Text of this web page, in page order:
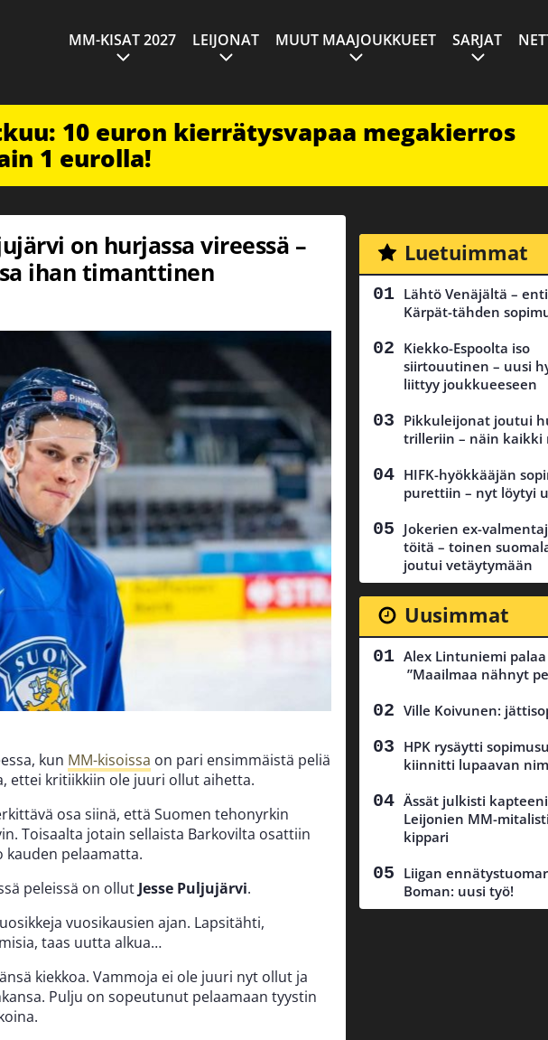
MM-KISAT 2027 LEIJONAT MUUT MAAJOUKKUEET SARJAT
10 euron kierrätysvapaa megakierros
1 eurolla!
on hurjassa vireessä –
ihan timanttinen
kun MM-kisoissa on pari ensimmäistä peliä
ettei kritiikkiin ole juuri ollut aihetta.
osa siinä, että Suomen tehonyrkin
Toisaalta jotain sellaista Barkovilta osattiin
kauden pelaamatta.
peleissä on ollut Jesse Puljujärvi.
vuosikausien ajan. Lapsitähti,
taas uutta alkua…
kiekkoa. Vammoja ei ole juuri nyt ollut ja
Pulju on sopeutunut pelaamaan tyystin
Luetuimmat
Lähtö Venäjältä –
Kärpät-tähden
Kiekko-Espoolta iso
siirtouutinen – uusi
liittyy joukkueeseen
Pikkuleijonat joutui
trilleriin – näin kaikki
HIFK-hyökkääjän
purettiin – nyt löytyi
Jokerien ex-
töitä – toinen
joutui vetäytymään
Uusimmat
Alex Lintuniemi palaa
”Maailmaa nähnyt
Ville Koivunen:
HPK rysäytti
kiinnitti lupaavan
Ässät julkisti
Leijonien MM-
kippari
Liigan
Boman: uusi työ!